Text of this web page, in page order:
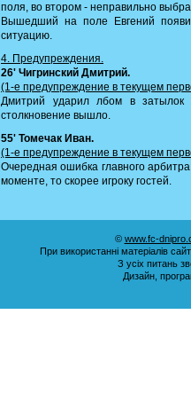
поля, во втором - неправильно
Вышедший на поле Евгений
ситуацию.
4. Предупреждения.
26' Чигринский Дмитрий.
(1-е предупреждение в текущем
Дмитрий ударил лбом в затылок
столкновение вышло.
55' Томечак Иван.
(1-е предупреждение в текущем
Очередная ошибка главного
моменте, то скорее игроку гостей.
© www.fc-
При використанні матеріалів
З усіх питань
Дизайн,